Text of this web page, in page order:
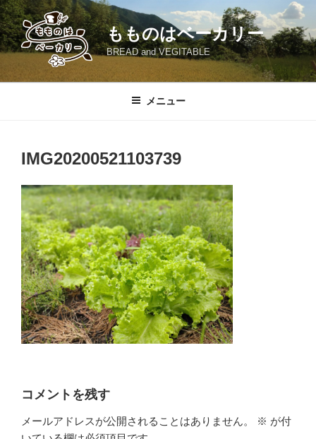
コ
ン
テ
ン
もものはベーカリー
BREAD and VEGITABLE
メニュー
IMG20200521103739
コメントを残す
メールアドレスが公開されることはありません。 ※ が付